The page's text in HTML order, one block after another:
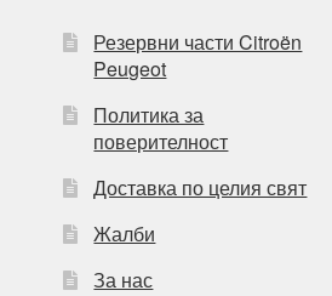
Резервни части Citroën
Peugeot
Политика за
поверителност
Доставка по целия свят
Жалби
За нас